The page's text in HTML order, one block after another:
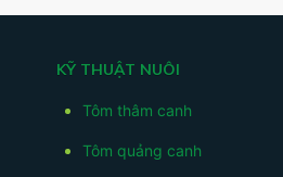
KỸ THUẬT NUÔI
Tôm thâm canh
Tôm quảng canh